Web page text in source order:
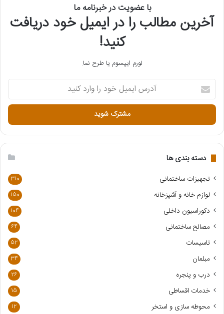
با عضویت در خبرنامه ما
آخرین مطالب را در ایمیل خود دریافت
کنید!
لورم ایپسوم یا طرح‌ نما.
آ
ر
ا
ی
م
ی
خ
د
ر
و
ا
د
ک
ی
د
دسته بندی ها
تجهیزات ساختمانی 310
لوازم خانه و آشپزخانه 150
دکوراسیون داخلی 104
مصالح ساختمانی 64
تاسیسات 52
مبلمان 34
درب و پنجره 26
خدمات اقساطی 15
محوطه سازی و استخر 12